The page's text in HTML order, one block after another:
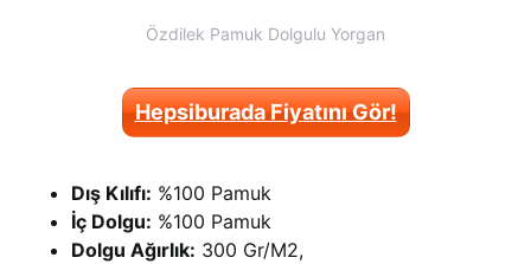
Özdilek Pamuk Dolgulu Yorgan
Hepsiburada Fiyatını Gör!
Dış Kılıfı: %100 Pamuk
İç Dolgu: %100 Pamuk
Dolgu Ağırlık: 300 Gr/M2,